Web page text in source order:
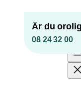
Är du
08 24 32 00
” anger